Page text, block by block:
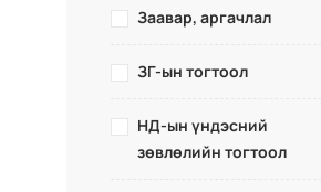
Заавар, аргачлал
ЗГ-ын тогтоол
НД-ын үндэсний
зөвлөлийн тогтоол